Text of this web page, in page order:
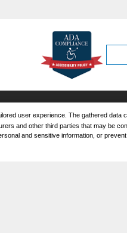
user experience. The gathered
and other third parties that may be
and sensitive information, or
CONTÁCTANOS